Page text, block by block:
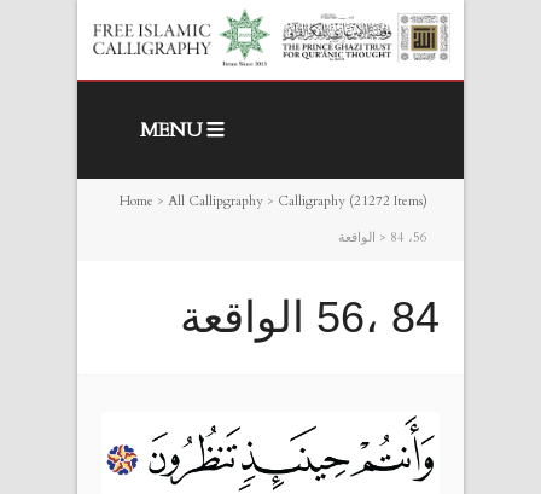
MENU
Home > All Callipgraphy > Calligraphy (21272 Items)
> 84 ،56 الواقعة
84 ،56 الواقعة